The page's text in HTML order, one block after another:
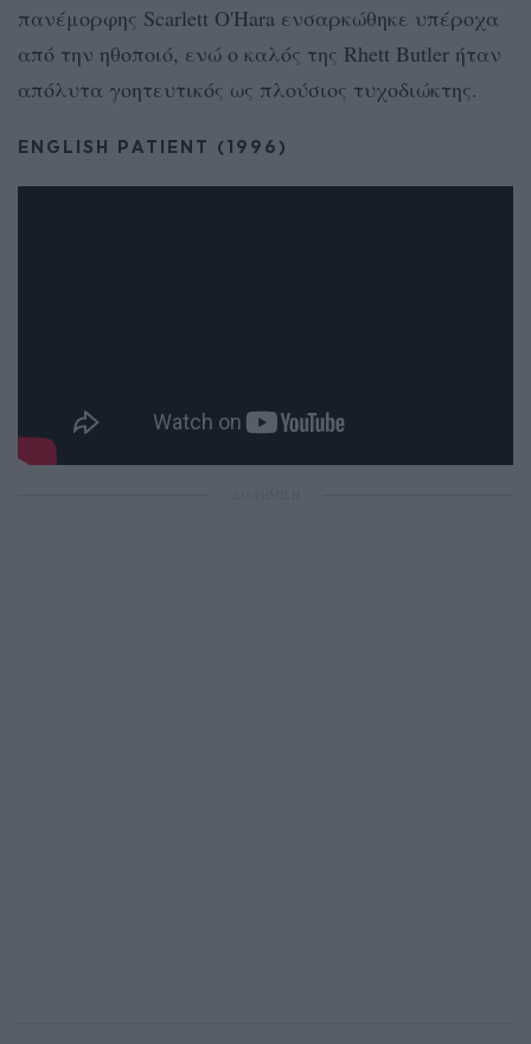
πανέμορφης Scarlett O'Hara ενσαρκώθηκε υπέροχα
από την ηθοποιό, ενώ ο καλός της Rhett Butler ήταν
απόλυτα γοητευτικός ως πλούσιος τυχοδιώκτης.
ENGLISH PATIENT (1996)